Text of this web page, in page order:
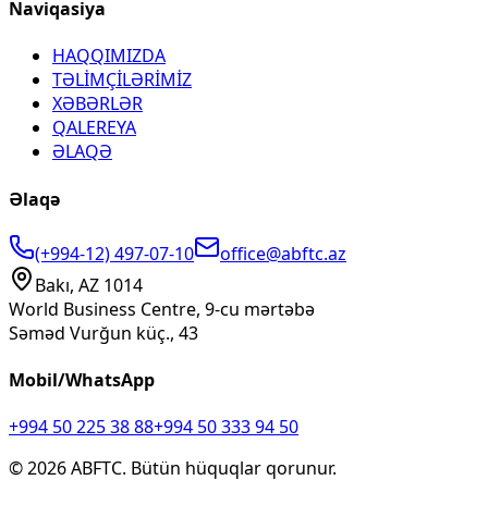
Naviqasiya
HAQQIMIZDA
TƏLİMÇİLƏRİMİZ
XƏBƏRLƏR
QALEREYA
ƏLAQƏ
Əlaqə
(+994-12) 497-07-10
office@abftc.az
Bakı, AZ 1014
World Business Centre, 9-cu mərtəbə
Səməd Vurğun küç., 43
Mobil/WhatsApp
+994 50 225 38 88+994 50 333 94 50
©2026ABFTC. Bütün hüquqlar qorunur.